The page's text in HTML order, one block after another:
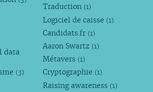
data
(3)
Traduction (1)
Logiciel de caisse (1)
Candidats.fr (1)
Aaron Swartz (1)
Métavers (1)
Cryptographie (1)
Raising awareness (1)